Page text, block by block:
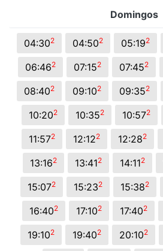
Domingos
04:302 04:502 05:192
06:462 07:152 07:452
08:402 09:102 09:352
10:202 10:352 10:572
11:572 12:122 12:282
13:162 13:412 14:112
15:072 15:232 15:382
16:402 17:102 17:402
19:102 19:402 20:102